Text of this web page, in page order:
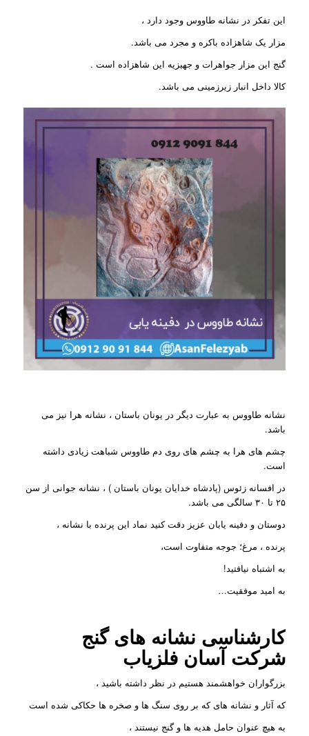
این تفکر در نشانه طاووس وجود دارد ،
مزار یک شاهزاده باکره و مجرد می باشد.
گنج این مزار جواهرات و جهیزیه این شاهزاده است .
کالا داخل انبار زیرزمینی می باشد.
نشانه طاووس به عبارت دیگر در یونان باستان ، نشانه هرا نیز می
باشد.
چشم های هرا به چشم های روی دم طاووس شباهت زیادی داشته
است.
در افسانه زئوس (پادشاه خدایان یونان باستان ) ، نشانه جوانی از سن
۲۵ تا ۳۰ سالگی می باشد.
دوستان و دفینه یابان عزیز دقت کنید نماد این پرنده با نشانه ،
پرنده ، مرغ؛ جوجه متفاوت است،
به اشتباه نیافتید!
به امید موفقیت…
کارشناسی نشانه های گنج
شرکتآسان فلزیاب
بزرگواران خواهشمند هستیم در نظر داشته باشید ،
که آثار و نشانه های که بر روی سنگ ها و صخره ها حکاکی شده است
به هیچ عنوان حامل هدیه ها و گنج نیستند ،